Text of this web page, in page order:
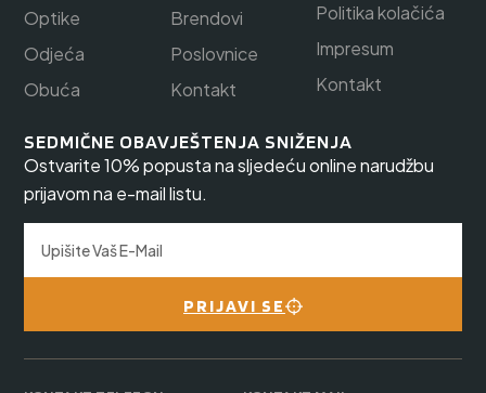
Optike
Odjeća
Obuća
Brendovi
Poslovnice
Kontakt
Politika kolačića
Impresum
Kontakt
SEDMIČNE OBAVJEŠTENJA SNIŽENJA
Ostvarite 10% popusta na sljedeću online narudžbu
prijavom na e-mail listu.
PRIJAVI SE